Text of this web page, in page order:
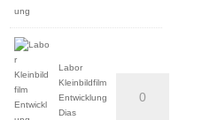
Labor
Kleinbildfilm
Entwicklung
Dias